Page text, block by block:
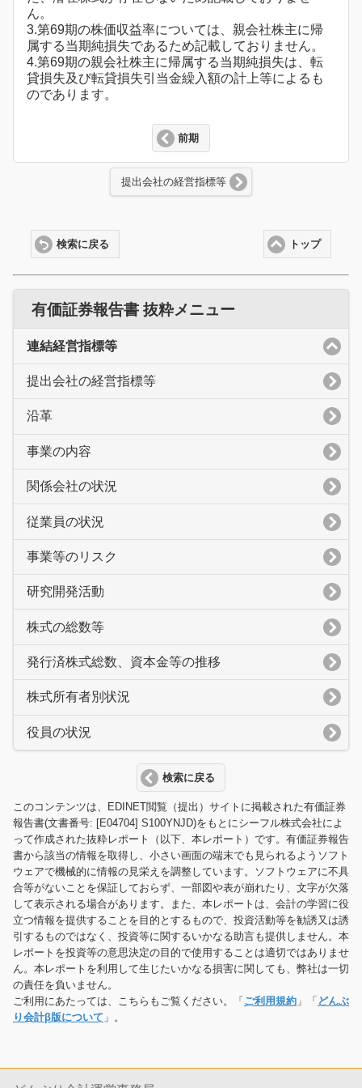
ん。
3.第69期の株価収益率については、親会社株主に帰
属する当期純損失であるため記載しておりません。
4.第69期の親会社株主に帰属する当期純損失は、転
貸損失及び転貸損失引当金繰入額の計上等によるも
のであります。
前期
提出会社の経営指標等
トップ
検索に戻る
有価証券報告書 抜粋メニュー
連結経営指標等
提出会社の経営指標等
沿革
事業の内容
関係会社の状況
従業員の状況
事業等のリスク
研究開発活動
株式の総数等
発行済株式総数、資本金等の推移
株式所有者別状況
役員の状況
検索に戻る
このコンテンツは、EDINET閲覧（提出）サイトに掲載された有価証券
報告書(文書番号: [E04704] S100YNJD)をもとにシーフル株式会社によ
って作成された抜粋レポート（以下、本レポート）です。有価証券報告
書から該当の情報を取得し、小さい画面の端末でも見られるようソフト
ウェアで機械的に情報の見栄えを調整しています。ソフトウェアに不具
合等がないことを保証しておらず、一部図や表が崩れたり、文字が欠落
して表示される場合があります。また、本レポートは、会計の学習に役
立つ情報を提供することを目的とするもので、投資活動等を勧誘又は誘
引するものではなく、投資等に関するいかなる助言も提供しません。本
レポートを投資等の意思決定の目的で使用することは適切ではありませ
ん。本レポートを利用して生じたいかなる損害に関しても、弊社は一切
の責任を負いません。
ご利用にあたっては、こちらもご覧ください。「 ご利用規約 」「 どんぶ
り会計β版について 」。